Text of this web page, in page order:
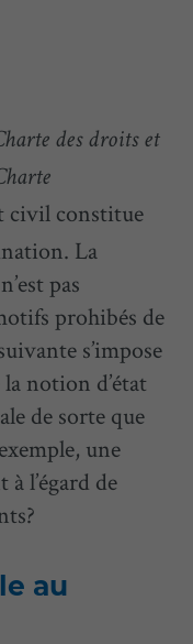
des droits et
civil constitue
La
pas
prohibés de
s’impose
la notion d’état
de sorte que
une
l’égard de
au